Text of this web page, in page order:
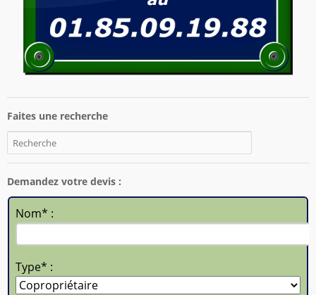
Faites une recherche
Demandez votre devis :
Nom* :
Type* :